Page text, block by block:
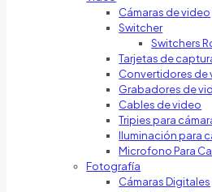
Cámaras de video
Switcher
Switchers
Tarjetas de
Convertidores de
Grabadores de
Cables de video
Tripies para
Iluminación para
Microfono Para
Fotografía
Cámaras Digitales